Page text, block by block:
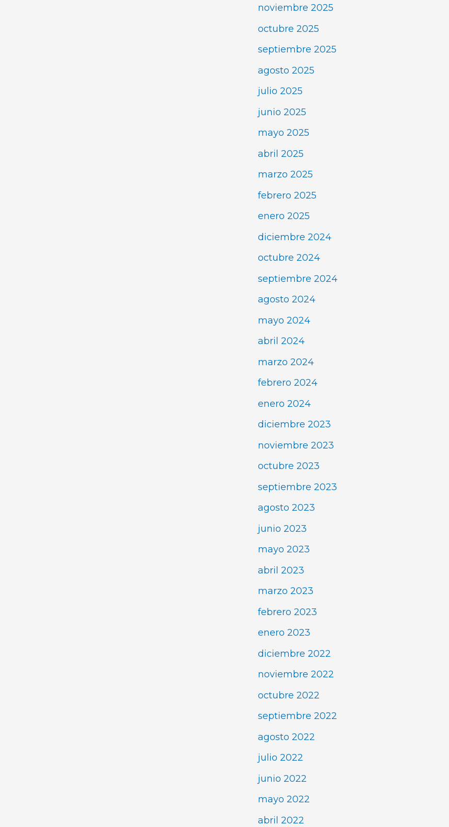
noviembre 2025
octubre 2025
septiembre 2025
agosto 2025
julio 2025
junio 2025
mayo 2025
abril 2025
marzo 2025
febrero 2025
enero 2025
diciembre 2024
octubre 2024
septiembre 2024
agosto 2024
mayo 2024
abril 2024
marzo 2024
febrero 2024
enero 2024
diciembre 2023
noviembre 2023
octubre 2023
septiembre 2023
agosto 2023
junio 2023
mayo 2023
abril 2023
marzo 2023
febrero 2023
enero 2023
diciembre 2022
noviembre 2022
octubre 2022
septiembre 2022
agosto 2022
julio 2022
junio 2022
mayo 2022
abril 2022